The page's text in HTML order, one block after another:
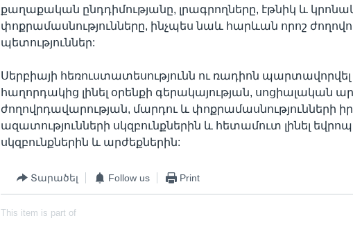
քաղաքական ընդդիմությանը, լրագրողները, էթնիկ և
փոքրամասնությունները, ինչպես նաև հարևան որոշ
պետություններ:
Սերբիայի հեռուստատեսությունն ու ռադիոն
հաղորդակից լինել օրենքի գերակայության, սոցիալական
ժողովրդավարության, մարդու և փոքրամասնությունների
ազատությունների սկզբունքներին և հետամուտ լինել
սկզբունքներին և արժեքներին:
Տարածել Follow us Print
This item is part of